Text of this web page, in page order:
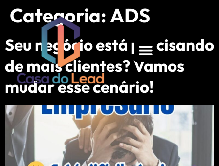
Categoria:ADS
Seu negócio está precisando
de mais clientes? Vamos
mudar esse cenário!